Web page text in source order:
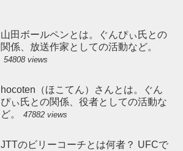
山田ボールペンとは。ぐんぴぃ氏との
関係、放送作家としての活動など。
54808 views
hocoten（ほこてん）さんとは。ぐん
ぴぃ氏との関係、役者としての活動な
ど。
47882 views
JTTのビリーコーチとは何者？ UFCで